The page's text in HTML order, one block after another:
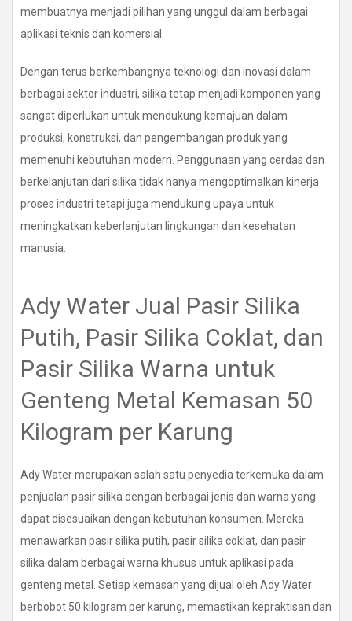
membuatnya menjadi pilihan yang unggul dalam berbagai
aplikasi teknis dan komersial.
Dengan terus berkembangnya teknologi dan inovasi dalam
berbagai sektor industri, silika tetap menjadi komponen yang
sangat diperlukan untuk mendukung kemajuan dalam
produksi, konstruksi, dan pengembangan produk yang
memenuhi kebutuhan modern. Penggunaan yang cerdas dan
berkelanjutan dari silika tidak hanya mengoptimalkan kinerja
proses industri tetapi juga mendukung upaya untuk
meningkatkan keberlanjutan lingkungan dan kesehatan
manusia.
Ady Water Jual Pasir Silika
Putih, Pasir Silika Coklat, dan
Pasir Silika Warna untuk
Genteng Metal Kemasan 50
Kilogram per Karung
Ady Water merupakan salah satu penyedia terkemuka dalam
penjualan pasir silika dengan berbagai jenis dan warna yang
dapat disesuaikan dengan kebutuhan konsumen. Mereka
menawarkan pasir silika putih, pasir silika coklat, dan pasir
silika dalam berbagai warna khusus untuk aplikasi pada
genteng metal. Setiap kemasan yang dijual oleh Ady Water
berbobot 50 kilogram per karung, memastikan kepraktisan dan